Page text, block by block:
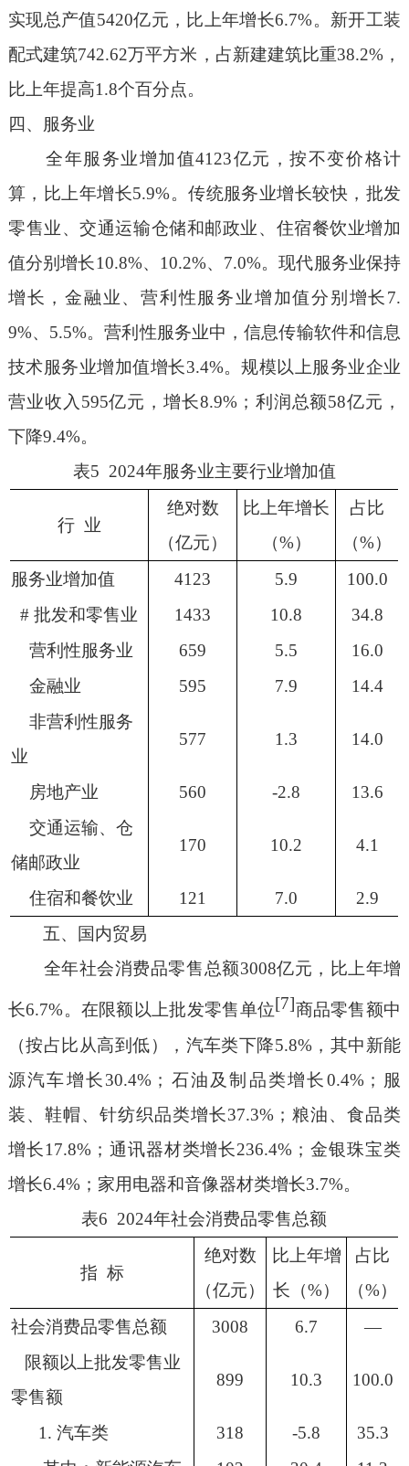
实现总产值5420亿元，比上年增长6.7%。新开工装
配式建筑742.62万平方米，占新建建筑比重38.2%，
比上年提高1.8个百分点。
四、服务业
全年服务业增加值4123亿元，按不变价格计
算，比上年增长5.9%。传统服务业增长较快，批发
零售业、交通运输仓储和邮政业、住宿餐饮业增加
值分别增长10.8%、 10.2%、 7.0%。现代服务业保持
增长，金融业、营利性服务业增加值分别增长7.
9%、 5.5%。营利性服务业中，信息传输软件和信息
技术服务业增加值增长3.4%。规模以上服务业企业
营业收入 595亿元，增长8.9%；利润总额58亿元，
下降9.4%。
表5 2024年服务业主要行业增加值
行 业
绝对数
（亿元）
比上年增长
（%）
占比
（%）
服务业增加值
4123 5.9
100.0
#批发和零售业 1433 10.8
34.8
营利性服务业
659 5.5
16.0
金融业
595 7.9
14.4
非营利性服务
业
577 1.3 14.0
房地产业 560 -2.8
13.6
交通运输、仓
储邮政业
170 10.2 4.1
住宿和餐饮业 121 7.0
2.9
五、国内贸易
全年社会消费品零售总额3008亿元，比上年增
长6.7%。 在限额以上批发零售单位[7]商品零售额中
（按占比从高到低）
，汽车类下降5.8%，其中新能
源汽车增长30.4% ； 石油及制品类增长0.4%；服
装、鞋帽、针纺织品类增长37.3% ；粮油、食品类
增长17.8%；通讯器材类增长236.4% ； 金银珠宝类
增长6.4%；家用电器和音像器材类增长3.7%。
表6 2024年社会消费品零售总额
指 标
绝对数
（亿元）
比上年增
长（%）
占比
（%）
社会消费品零售总额
3008 6.7
—
限额以上批发零售业
零售额
899 10.3 100.0
1. 汽车类 318 -5.8
35.3